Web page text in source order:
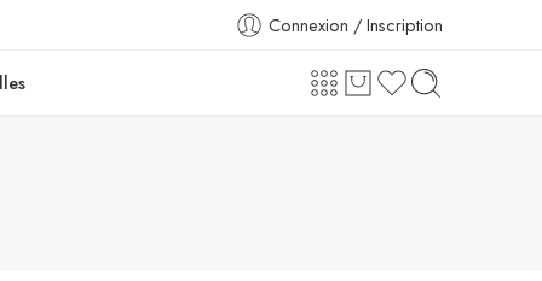
Connexion / Inscription